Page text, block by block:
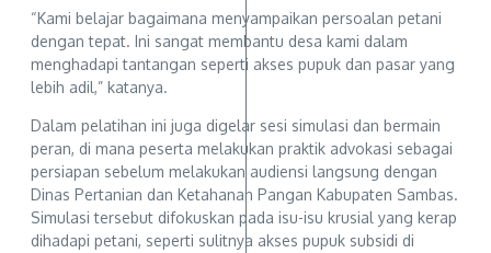
“Kami belajar bagaimana menyampaikan persoalan petani
dengan tepat. Ini sangat membantu desa kami dalam
menghadapi tantangan seperti akses pupuk dan pasar yang
lebih adil,” katanya.
Dalam pelatihan ini juga digelar sesi simulasi dan bermain
peran, di mana peserta melakukan praktik advokasi sebagai
persiapan sebelum melakukan audiensi langsung dengan
Dinas Pertanian dan Ketahanan Pangan Kabupaten Sambas.
Simulasi tersebut difokuskan pada isu-isu krusial yang kerap
dihadapi petani, seperti sulitnya akses pupuk subsidi di